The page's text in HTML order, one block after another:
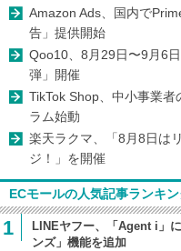
Amazon Ads、国内で
告」提供開始
Qoo10、8月29日〜9月6
弾」開催
TikTok Shop、中小事業
ラム始動
楽天ラクマ、「8月8日は
ジ！」を開催
ECモールの人気記事ランキ
1
LINEヤフー、「Agent i」
ンズ」機能を追加